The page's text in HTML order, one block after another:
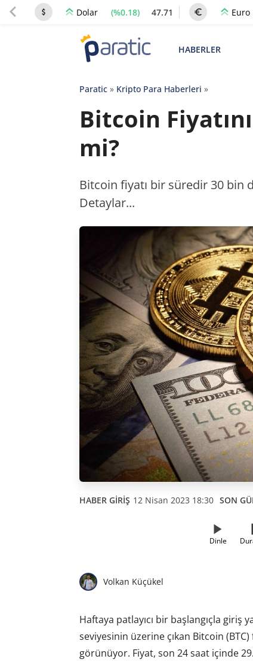
Dolar (%0.18) 47.71 Euro
HABERLER
Paratic» Kripto Para Haberleri »
Bitcoin
mi?
Bitcoin fiyatı bir süredir 30 bin
Detaylar...
HABER GİRİŞ 12 Nisan 2023 18:30 SON
Dinle
Volkan Küçükel
Haftaya patlayıcı bir başlangıçla
seviyesinin üzerine çıkan Bitcoin
görünüyor. Fiyat, son 24 saat içinde